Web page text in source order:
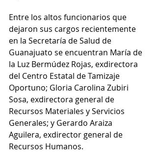
Entre los altos funcionarios que
dejaron sus cargos recientemente
en la Secretaría de Salud de
Guanajuato se encuentran María de
la Luz Bermúdez Rojas, exdirectora
del Centro Estatal de Tamizaje
Oportuno; Gloria Carolina Zubiri
Sosa, exdirectora general de
Recursos Materiales y Servicios
Generales; y Gerardo Araiza
Aguilera, exdirector general de
Recursos Humanos.